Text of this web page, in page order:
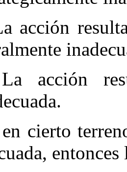
acción
acción
cierto